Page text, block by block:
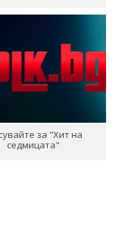
за "Хит на
седмицата"